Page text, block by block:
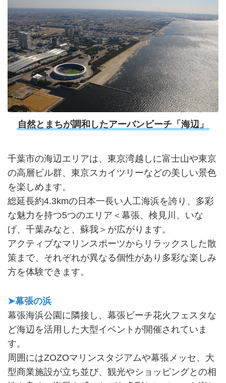
自然とまちが調和したアーバンビーチ「海辺」
千葉市の海辺エリアは、東京湾越しに富士山や東京
の高層ビル群、東京スカイツリーなどの美しい景色
を楽しめます。
総延長約4.3kmの日本一長い人工海浜を誇り、多彩
な魅力を持つ5つのエリア＜幕張、検見川、いな
げ、千葉みなと、蘇我＞が広がります。
アクティブなマリンスポーツからリラックスした散
策まで、それぞれが異なる個性があり多彩な楽しみ
方を体験できます。
➤幕張の浜
幕張海浜公園に隣接し、幕張ビーチ花火フェスタな
ど海辺を活用した大型イベントが開催されていま
す。
周囲にはZOZOマリンスタジアムや幕張メッセ、大
型商業施設が立ち並び、観光やショッピングとの相